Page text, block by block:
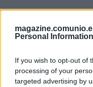
Personal Information
If you wish to opt-out of
processing of your
targeted advertising by
cayó eliminada ante la
selección nacional de
de 1966 en Inglaterra,
tercer puesto, así como